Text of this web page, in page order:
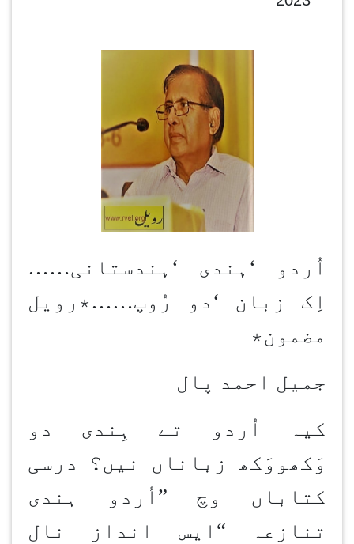
اُردو ‘ ہندی ‘ ہندستانی……
اِک زبان ‘ دو رُوپ…… ٭رویل
مضمون٭
جمیل احمد پال
کیہ اُردو تے ہِندی دو
وَکھووَکھ زباناں نیں؟ درسی
کتاباں وچ ” اُردو ہندی
تنازعہ
“ ایس انداز نال